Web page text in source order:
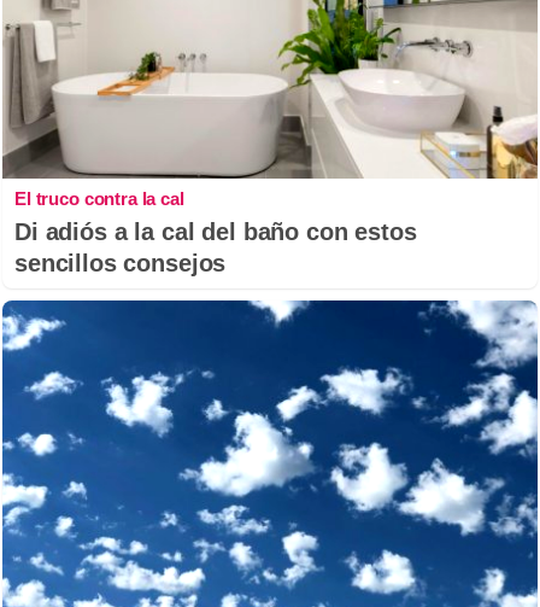
El truco contra la cal
Di adiós a la cal del baño con estos
sencillos consejos